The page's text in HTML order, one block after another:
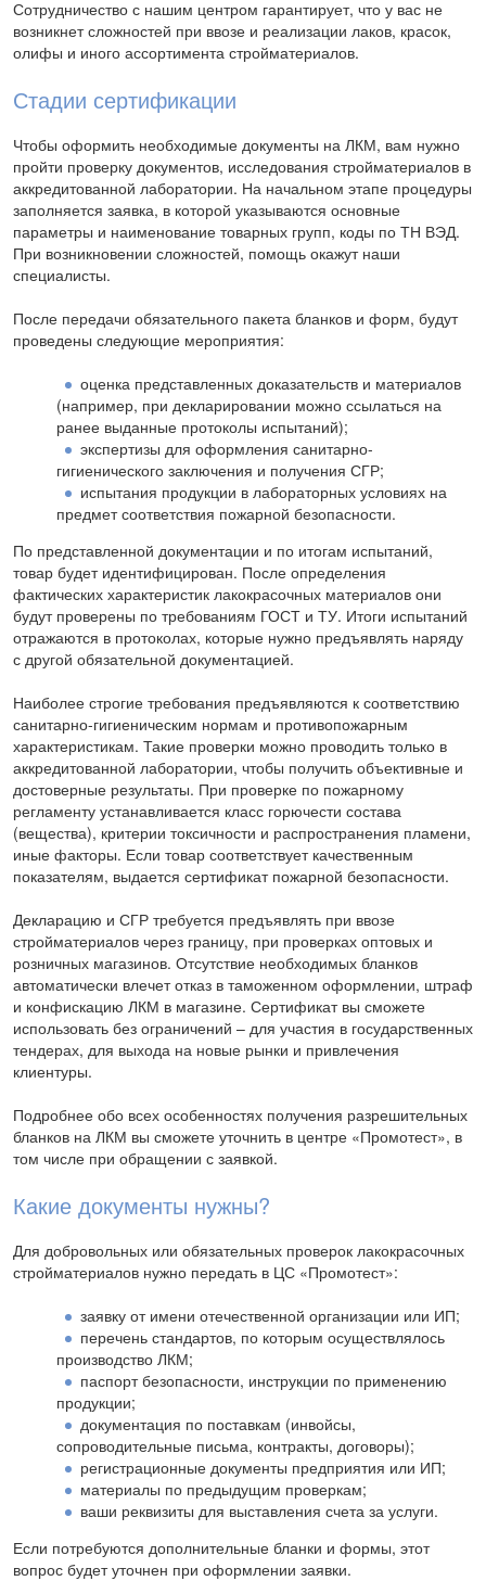
Сотрудничество с нашим центром гарантирует, что у вас не
возникнет сложностей при ввозе и реализации лаков, красок,
олифы и иного ассортимента стройматериалов.
Стадии сертификации
Чтобы оформить необходимые документы на ЛКМ, вам нужно
пройти проверку документов, исследования стройматериалов в
аккредитованной лаборатории. На начальном этапе процедуры
заполняется заявка, в которой указываются основные
параметры и наименование товарных групп, коды по ТН ВЭД.
При возникновении сложностей, помощь окажут наши
специалисты.
После передачи обязательного пакета бланков и форм, будут
проведены следующие мероприятия:
оценка представленных доказательств и материалов
(например, при декларировании можно ссылаться на
ранее выданные протоколы испытаний);
экспертизы для оформления санитарно-
гигиенического заключения и получения СГР;
испытания продукции в лабораторных условиях на
предмет соответствия пожарной безопасности.
По представленной документации и по итогам испытаний,
товар будет идентифицирован. После определения
фактических характеристик лакокрасочных материалов они
будут проверены по требованиям ГОСТ и ТУ. Итоги испытаний
отражаются в протоколах, которые нужно предъявлять наряду
с другой обязательной документацией.
Наиболее строгие требования предъявляются к соответствию
санитарно-гигиеническим нормам и противопожарным
характеристикам. Такие проверки можно проводить только в
аккредитованной лаборатории, чтобы получить объективные и
достоверные результаты. При проверке по пожарному
регламенту устанавливается класс горючести состава
(вещества), критерии токсичности и распространения пламени,
иные факторы. Если товар соответствует качественным
показателям, выдается сертификат пожарной безопасности.
Декларацию и СГР требуется предъявлять при ввозе
стройматериалов через границу, при проверках оптовых и
розничных магазинов. Отсутствие необходимых бланков
автоматически влечет отказ в таможенном оформлении, штраф
и конфискацию ЛКМ в магазине. Сертификат вы сможете
использовать без ограничений – для участия в государственных
тендерах, для выхода на новые рынки и привлечения
клиентуры.
Подробнее обо всех особенностях получения разрешительных
бланков на ЛКМ вы сможете уточнить в центре «Промотест», в
том числе при обращении с заявкой.
Какие документы нужны?
Для добровольных или обязательных проверок лакокрасочных
стройматериалов нужно передать в ЦС «Промотест»:
заявку от имени отечественной организации или ИП;
перечень стандартов, по которым осуществлялось
производство ЛКМ;
паспорт безопасности, инструкции по применению
продукции;
документация по поставкам (инвойсы,
сопроводительные письма, контракты, договоры);
регистрационные документы предприятия или ИП;
материалы по предыдущим проверкам;
ваши реквизиты для выставления счета за услуги.
Если потребуются дополнительные бланки и формы, этот
вопрос будет уточнен при оформлении заявки.